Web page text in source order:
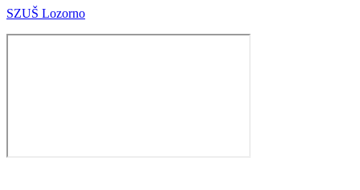
SZUŠ Lozorno